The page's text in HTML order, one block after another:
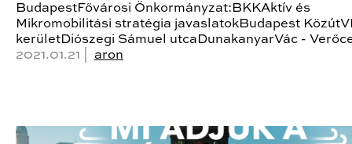
BudapestFővárosi Önkormányzat:BKKAktív és
Mikromobilitási stratégia javaslatokBudapest
kerületDiószegi Sámuel utcaDunakanyarVác -
2021.01.21 | aron